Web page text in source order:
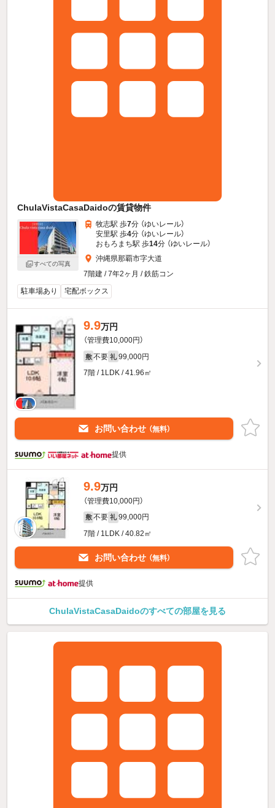
ChulaVistaCasaDaidoの賃貸物件
すべての写真
牧志駅 歩7分 （ゆいレール）
安里駅 歩4分 （ゆいレール）
おもろまち駅 歩14分 （ゆいレール）
沖縄県那覇市字大道
7階建 / 7年2ヶ月 / 鉄筋コン
駐車場あり
宅配ボックス
9.9万円
（管理費10,000円）
敷 不要 礼 99,000円
7階 / 1LDK / 41.96㎡
お問い合わせ （無料）
提供
9.9万円
（管理費10,000円）
敷 不要 礼 99,000円
7階 / 1LDK / 40.82㎡
お問い合わせ （無料）
提供
ChulaVistaCasaDaidoのすべての部屋を見る